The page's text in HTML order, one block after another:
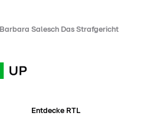
Barbara Salesch Das Strafgericht
Entdecke RTL